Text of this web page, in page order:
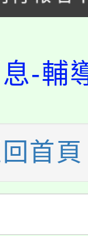
桃園電
舉行。
享有免
可洽有
科技中
科技
入校路
專業人
、30在
-輔
首頁